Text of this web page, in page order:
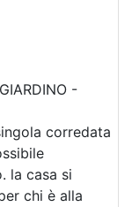
-
corredata
la casa si
chi è alla